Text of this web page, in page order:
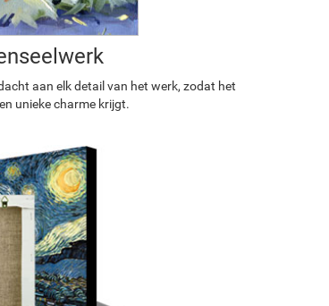
aan elk detail van het werk, zodat het
unieke charme krijgt.